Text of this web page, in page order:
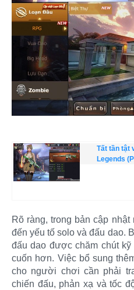
Tất tần tật
Legends
Rõ ràng, trong bản cập
đến yếu tố solo và đấu dao.
đấu dao được chăm chút
cuốn hơn. Việc bổ sung
cho người chơi cần phải
chiến đấu, phản xạ và tốc